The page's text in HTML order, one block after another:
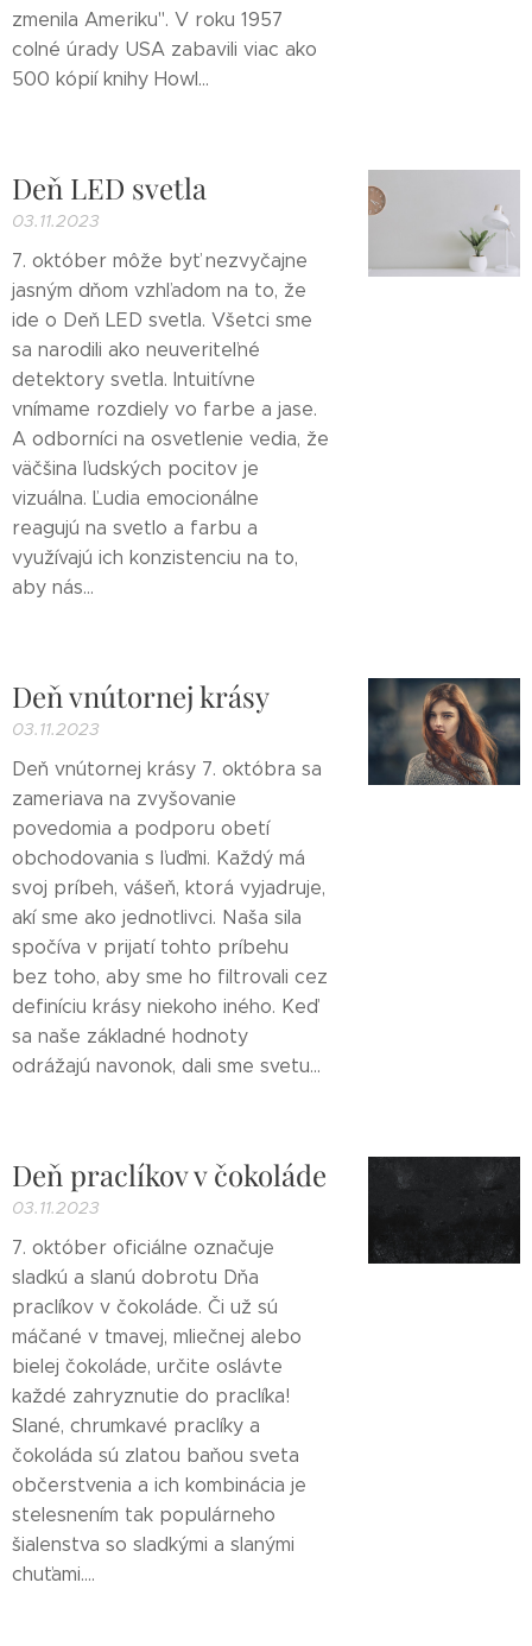
zmenila Ameriku". V roku 1957
colné úrady USA zabavili viac ako
500 kópií knihy Howl...
Deň LED svetla
03.11.2023
7. október môže byť nezvyčajne
jasným dňom vzhľadom na to, že
ide o Deň LED svetla. Všetci sme
sa narodili ako neuveriteľné
detektory svetla. Intuitívne
vnímame rozdiely vo farbe a jase.
A odborníci na osvetlenie vedia, že
väčšina ľudských pocitov je
vizuálna. Ľudia emocionálne
reagujú na svetlo a farbu a
využívajú ich konzistenciu na to,
aby nás...
Deň vnútornej krásy
03.11.2023
Deň vnútornej krásy 7. októbra sa
zameriava na zvyšovanie
povedomia a podporu obetí
obchodovania s ľuďmi. Každý má
svoj príbeh, vášeň, ktorá vyjadruje,
akí sme ako jednotlivci. Naša sila
spočíva v prijatí tohto príbehu
bez toho, aby sme ho filtrovali cez
definíciu krásy niekoho iného. Keď
sa naše základné hodnoty
odrážajú navonok, dali sme svetu...
Deň praclíkov v čokoláde
03.11.2023
7. október oficiálne označuje
sladkú a slanú dobrotu Dňa
praclíkov v čokoláde. Či už sú
máčané v tmavej, mliečnej alebo
bielej čokoláde, určite oslávte
každé zahryznutie do praclíka!
Slané, chrumkavé praclíky a
čokoláda sú zlatou baňou sveta
občerstvenia a ich kombinácia je
stelesnením tak populárneho
šialenstva so sladkými a slanými
chuťami....